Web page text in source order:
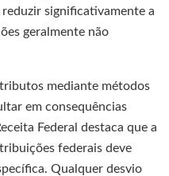
significativamente a
geralmente não
mediante métodos
em consequências
Federal destaca que a
federais deve
Qualquer desvio